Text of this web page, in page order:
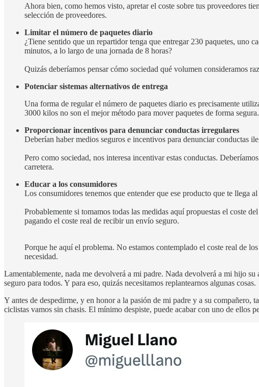
Ahora bien, como hemos visto, apretar el coste sobre tus proveedores
selección de proveedores.
Limitar el número de paquetes diario
¿Tiene sentido que un repartidor tenga que entregar 230 paquetes, uno
minutos, a lo largo de una jornada de 8 horas?
Quizás deberíamos pensar cómo sociedad qué volumen consideramos
Potenciar sistemas alternativos de entrega
Una forma de regular el número de paquetes diario es precisamente
3000 kilos no son el mejor método para mover paquetes de forma segura.
Proporcionar incentivos para denunciar conductas irregulares
Deberían haber medios seguros e incentivos para denunciar conductas
Pero como sociedad, nos interesa incentivar estas conductas.
carretera.
Educar a los consumidores
Los consumidores tenemos que entender que ese producto que te llega
Probablemente si tomamos todas las medidas aquí propuestas el coste
pagando el coste real de recibir un envío seguro.
Porque he aquí el problema. No estamos contemplado el coste real de
necesidad.
Lamentablemente, nada me devolverá a mi padre. Nada devolverá a mi hijo
seguro para todos. Y para eso, quizás necesitamos replantearnos algunas cosas.
Y antes de despedirme, y en honor a la pasión de mi padre y a su
ciclistas vamos sin chasis. El mínimo despiste, puede acabar con uno de ellos